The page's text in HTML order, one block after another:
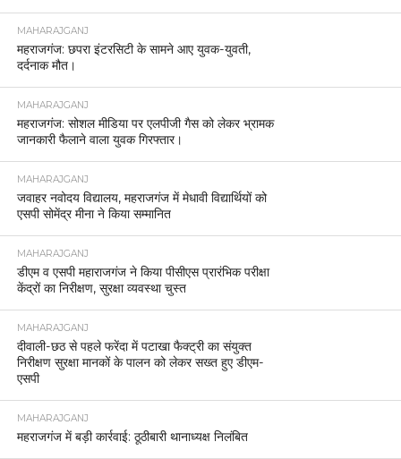
MAHARAJGANJ
महराजगंज: छपरा इंटरसिटी के सामने आए युवक-युवती,
दर्दनाक मौत।
MAHARAJGANJ
महराजगंज: सोशल मीडिया पर एलपीजी गैस को लेकर भ्रामक
जानकारी फैलाने वाला युवक गिरफ्तार।
MAHARAJGANJ
जवाहर नवोदय विद्यालय, महराजगंज में मेधावी विद्यार्थियों को
एसपी सोमेंद्र मीना ने किया सम्मानित
MAHARAJGANJ
डीएम व एसपी महाराजगंज ने किया पीसीएस प्रारंभिक परीक्षा
केंद्रों का निरीक्षण, सुरक्षा व्यवस्था चुस्त
MAHARAJGANJ
दीवाली-छठ से पहले फरेंदा में पटाखा फैक्ट्री का संयुक्त
निरीक्षण सुरक्षा मानकों के पालन को लेकर सख्त हुए डीएम-
एसपी
MAHARAJGANJ
महराजगंज में बड़ी कार्रवाई: ठूठीबारी थानाध्यक्ष निलंबित